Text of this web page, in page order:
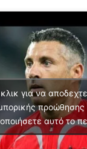
για να
προώθησης
αυτό το